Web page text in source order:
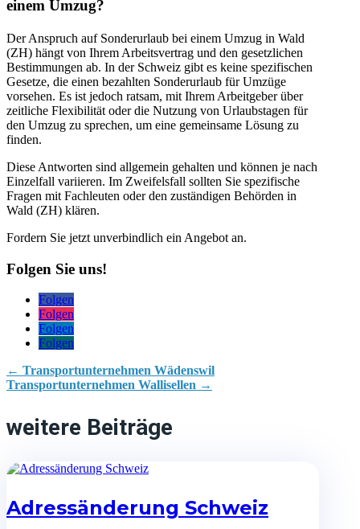
einem Umzug?
Der Anspruch auf Sonderurlaub bei einem Umzug in Wald
(ZH) hängt von Ihrem Arbeitsvertrag und den gesetzlichen
Bestimmungen ab. In der Schweiz gibt es keine spezifischen
Gesetze, die einen bezahlten Sonderurlaub für Umzüge
vorsehen. Es ist jedoch ratsam, mit Ihrem Arbeitgeber über
zeitliche Flexibilität oder die Nutzung von Urlaubstagen für
den Umzug zu sprechen, um eine gemeinsame Lösung zu
finden.
Diese Antworten sind allgemein gehalten und können je nach
Einzelfall variieren. Im Zweifelsfall sollten Sie spezifische
Fragen mit Fachleuten oder den zuständigen Behörden in
Wald (ZH) klären.
Fordern Sie jetzt unverbindlich ein Angebot an.
Folgen Sie uns!
Folgen
Folgen
Folgen
Folgen
← Transportunternehmen Wädenswil
Transportunternehmen Wallisellen →
weitere Beiträge
Adressänderung Schweiz